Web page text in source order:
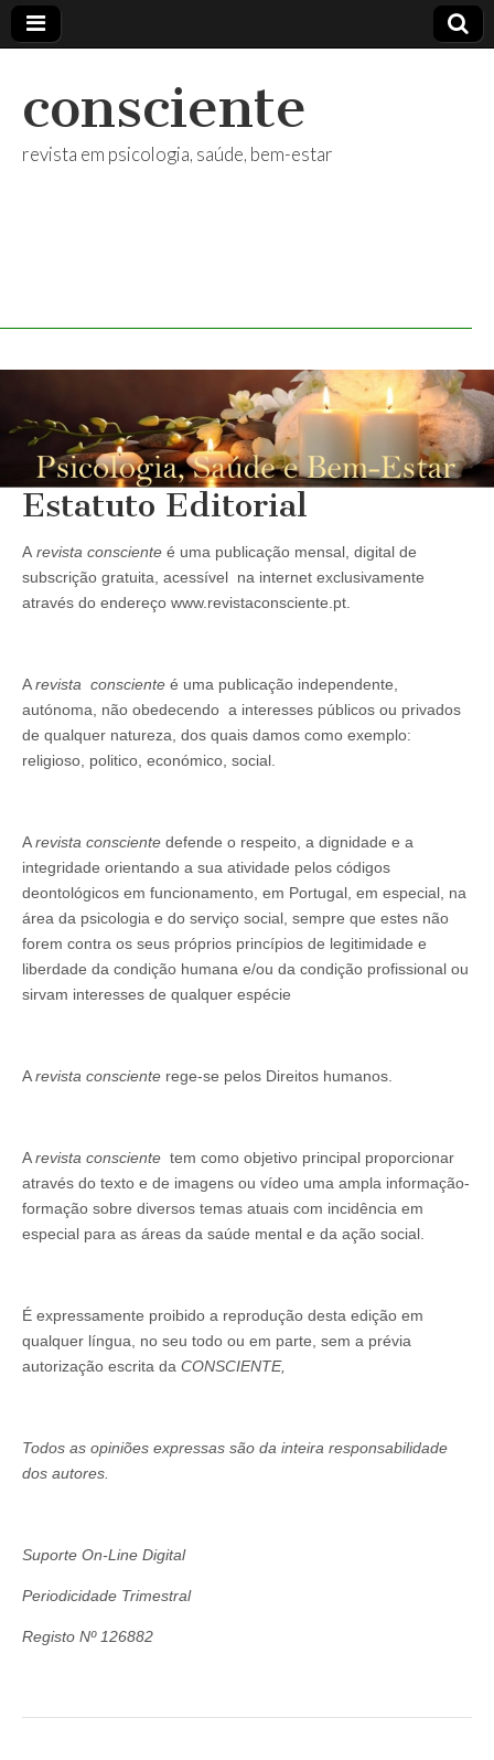
consciente
revista em psicologia, saúde, bem-estar
Estatuto Editorial
A revista consciente é uma publicação mensal, digital de
subscrição gratuita, acessível na internet exclusivamente
através do endereço www.revistaconsciente.pt.
Arevista consciente é uma publicação independente,
autónoma, não obedecendo a interesses públicos ou privados
de qualquer natureza, dos quais damos como exemplo:
religioso, politico, económico, social.
Arevista consciente defende o respeito, a dignidade e a
integridade orientando a sua atividade pelos códigos
deontológicos em funcionamento, em Portugal, em especial, na
área da psicologia e do serviço social, sempre que estes não
forem contra os seus próprios princípios de legitimidade e
liberdade da condição humana e/ou da condição profissional ou
sirvam interesses de qualquer espécie
Arevista consciente rege-se pelos Direitos humanos.
Arevista consciente tem como objetivo principal proporcionar
através do texto e de imagens ou vídeo uma ampla informação-
formação sobre diversos temas atuais com incidência em
especial para as áreas da saúde mental e da ação social.
É expressamente proibido a reprodução desta edição em
qualquer língua, no seu todo ou em parte, sem a prévia
autorização escrita da CONSCIENTE,
Todos as opiniões expressas são da inteira responsabilidade
dos autores.
Suporte On-Line Digital
Periodicidade Trimestral
Registo Nº 126882